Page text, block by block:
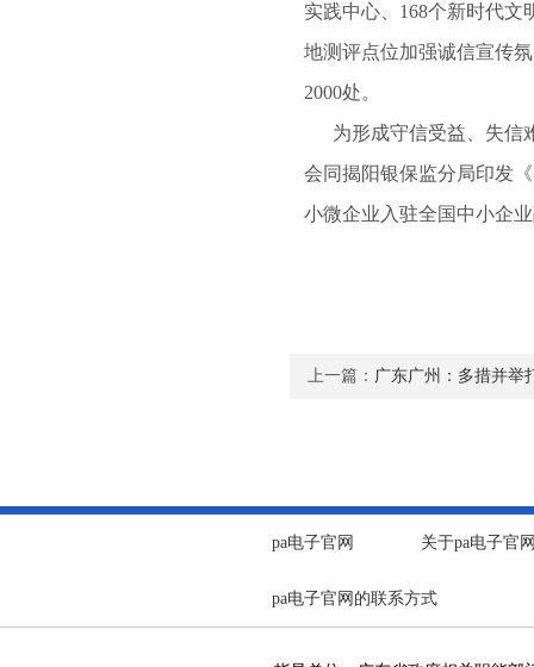
实践中心、168个新时代文
地测评点位加强诚信宣传
2000处。
为形成守信受益、失信
会同揭阳银保监分局印发
小微企业入驻全国中小企
上一篇： 广东广州：多措并举
pa电子官网 关于pa电子官
pa电子官网的联系方式